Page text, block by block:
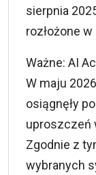
sierpnia
rozłożone
Ważne: AI
W maju
osiągnęły
uproszczeń
Zgodnie z
wybranych